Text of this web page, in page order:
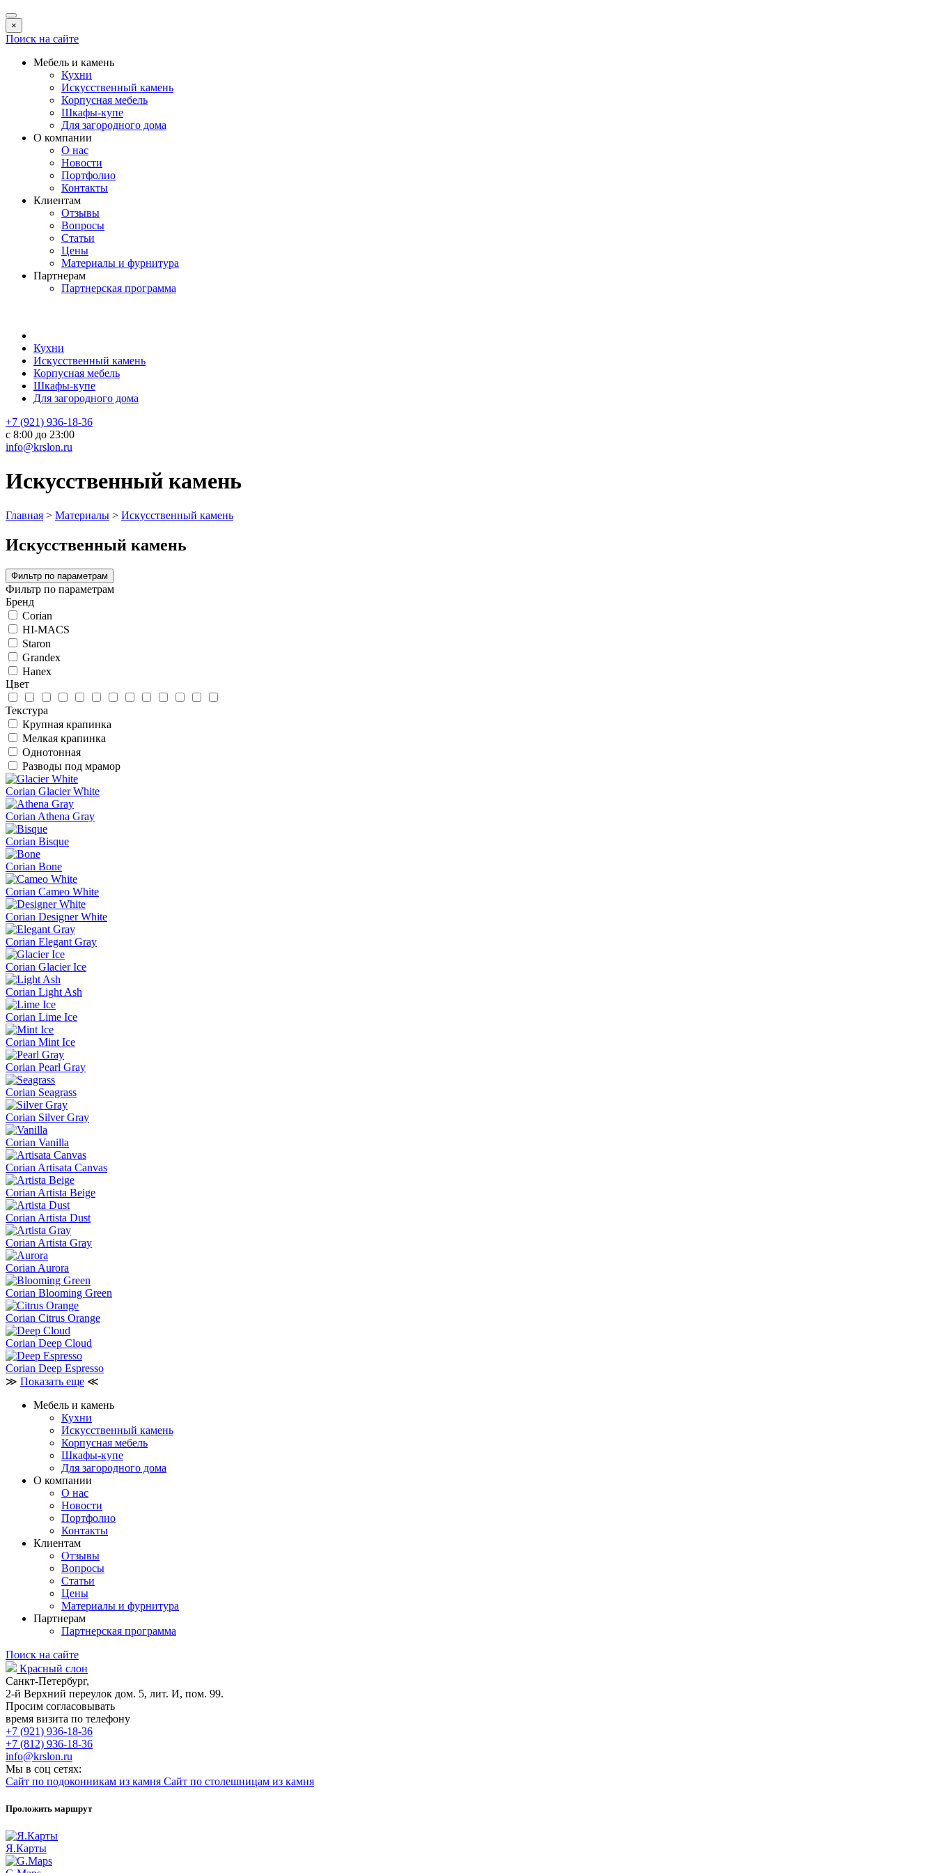
×
Поиск на сайте
Мебель и камень
Кухни
Искусственный камень
Корпусная мебель
Шкафы-купе
Для загородного дома
О компании
О нас
Новости
Портфолио
Контакты
Клиентам
Отзывы
Вопросы
Статьи
Цены
Материалы и фурнитура
Партнерам
Партнерская программа
Кухни
Искусственный камень
Корпусная мебель
Шкафы-купе
Для загородного дома
+7 (921) 936-18-36
с 8:00 до 23:00
info@krslon.ru
Искусственный камень
Главная > Материалы > Искусственный камень
Искусственный камень
Фильтр по параметрам
Фильтр по параметрам
Бренд
Corian
HI-MACS
Staron
Grandex
Hanex
Цвет
Текстура
Крупная крапинка
Мелкая крапинка
Однотонная
Разводы под мрамор
Corian Glacier White
Corian Athena Gray
Corian Bisque
Corian Bone
Corian Cameo White
Corian Designer White
Corian Elegant Gray
Corian Glacier Ice
Corian Light Ash
Corian Lime Ice
Corian Mint Ice
Corian Pearl Gray
Corian Seagrass
Corian Silver Gray
Corian Vanilla
Corian Artisata Canvas
Corian Artista Beige
Corian Artista Dust
Corian Artista Gray
Corian Aurora
Corian Blooming Green
Corian Citrus Orange
Corian Deep Cloud
Corian Deep Espresso
≫ Показать еще ≪
Мебель и камень
Кухни
Искусственный камень
Корпусная мебель
Шкафы-купе
Для загородного дома
О компании
О нас
Новости
Портфолио
Контакты
Клиентам
Отзывы
Вопросы
Статьи
Цены
Материалы и фурнитура
Партнерам
Партнерская программа
Поиск на сайте
Красный слон
Санкт-Петербург,
2-й Верхний переулок дом. 5, лит. И, пом. 99.
Просим согласовывать
время визита по телефону
+7 (921) 936-18-36
+7 (812) 936-18-36
info@krslon.ru
Мы в соц сетях:
Сайт по подоконникам из камня Сайт по столешницам из камня
Проложить маршрут
Я.Карты